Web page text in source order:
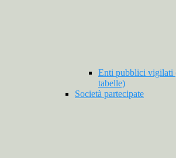
Enti pubblici vigilati
tabelle)
Società partecipate